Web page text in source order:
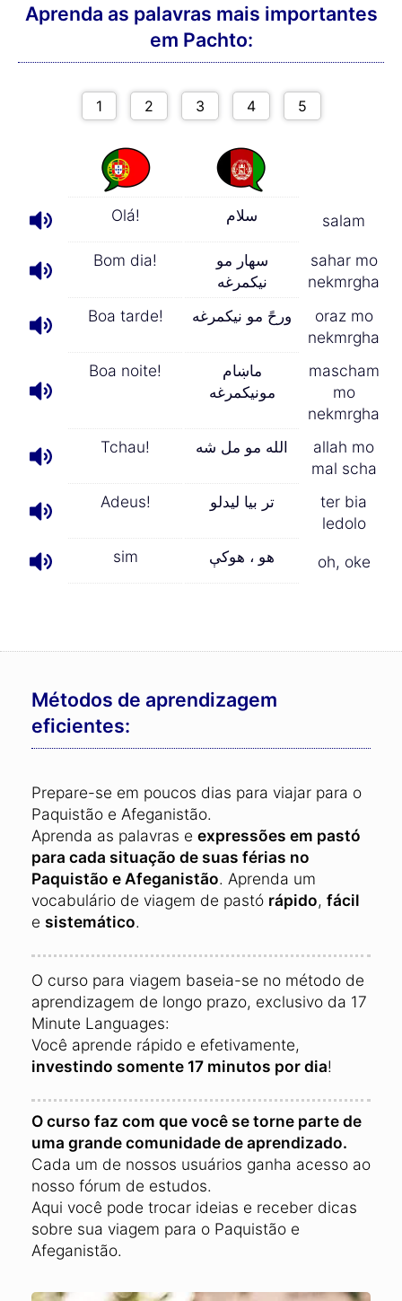
Aprenda as palavras mais importantes
em Pachto:
Olá! سلام salam
Bom dia!
سهار مو
نیکمرغه
sahar mo
nekmrgha
Boa tarde!
ورحً مو نیکمرغه
oraz mo
nekmrgha
Boa noite!
ماښام
مونیکمرغه
mascham
mo
nekmrgha
Tchau!
الله مو مل شه
allah mo
mal scha
Adeus!
تر بیا لیدلو
ter bia
ledolo
sim
هو ، هوکې oh, oke
Métodos de aprendizagem
eficientes:
Prepare-se em poucos dias para viajar para o
Paquistão e Afeganistão.
Aprenda as palavras e expressões em pastó
para cada situação de suas férias no
Paquistão e Afeganistão. Aprenda um
vocabulário de viagem de pastó rápido, fácil
e sistemático.
O curso para viagem baseia-se no método de
aprendizagem de longo prazo, exclusivo da 17
Minute Languages:
Você aprende rápido e efetivamente,
investindo somente 17 minutos por dia!
O curso faz com que você se torne parte de
uma grande comunidade de aprendizado.
Cada um de nossos usuários ganha acesso ao
nosso fórum de estudos.
Aqui você pode trocar ideias e receber dicas
sobre sua viagem para o Paquistão e
Afeganistão.